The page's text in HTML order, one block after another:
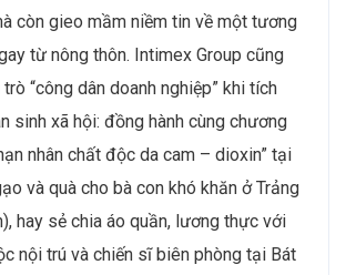
còn gieo mầm niềm tin về một tương
từ nông thôn. Intimex Group cũng
“công dân doanh nghiệp” khi tích
sinh xã hội: đồng hành cùng chương
nhân chất độc da cam – dioxin” tại
và quà cho bà con khó khăn ở Trảng
hay sẻ chia áo quần, lương thực với
nội trú và chiến sĩ biên phòng tại Bát